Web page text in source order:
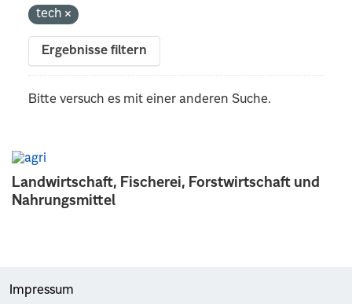
Landwirtschaft, Fischerei, Forstwirtschaft und
Nahrungsmittel
tech
Ergebnisse filtern
Bitte versuch es mit einer anderen Suche.
Impressum